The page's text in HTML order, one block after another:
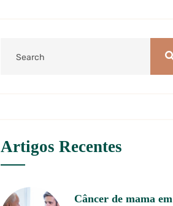
Artigos Recentes
Câncer de mama em